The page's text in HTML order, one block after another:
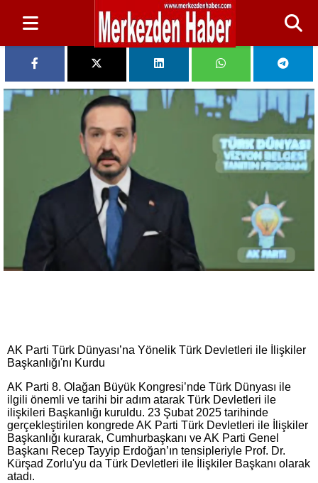
AK Parti Türk Dünyası’na Yönelik Türk Devletleri ile İlişkiler
Başkanlığı'nı Kurdu
AK Parti 8. Olağan Büyük Kongresi’nde Türk Dünyası ile
ilgili önemli ve tarihi bir adım atarak Türk Devletleri ile
ilişkileri Başkanlığı kuruldu. 23 Şubat 2025 tarihinde
gerçekleştirilen kongrede AK Parti Türk Devletleri ile İlişkiler
Başkanlığı kurarak, Cumhurbaşkanı ve AK Parti Genel
Başkanı Recep Tayyip Erdoğan’ın tensipleriyle Prof. Dr.
Kürşad Zorlu'yu da Türk Devletleri ile İlişkiler Başkanı olarak
atadı.